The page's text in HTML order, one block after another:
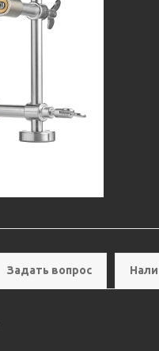
Задать вопрос